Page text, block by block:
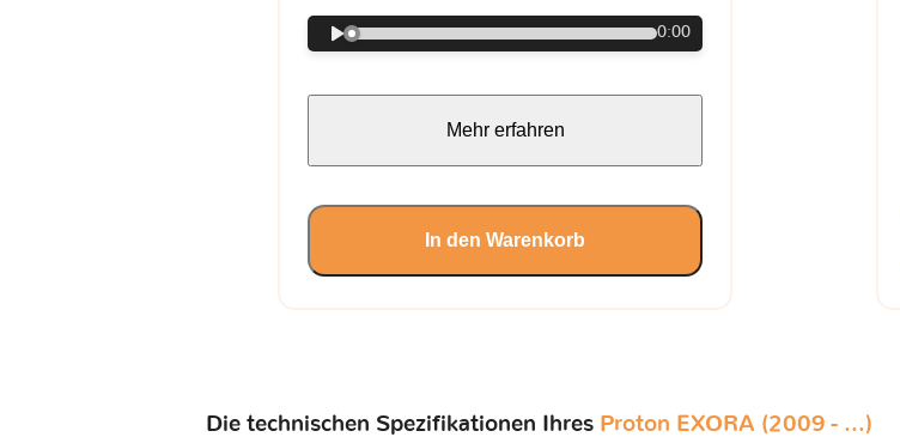
0:00
Mehr erfahren
In den Warenkorb
Die technischen Spezifikationen Ihres Proton EXORA (2009 - ...)